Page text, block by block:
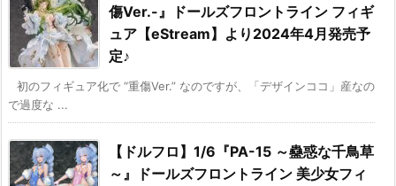
傷Ver.-』ドールズフロントライン フィギ
ュア【eStream】より2024年4月発売予
定♪
初のフィギュア化で “重傷Ver.” なのですが、「デザインココ」産なの
で過度な ...
【ドルフロ】1/6『PA-15 ～蠱惑な千鳥草
～』ドールズフロントライン 美少女フィ